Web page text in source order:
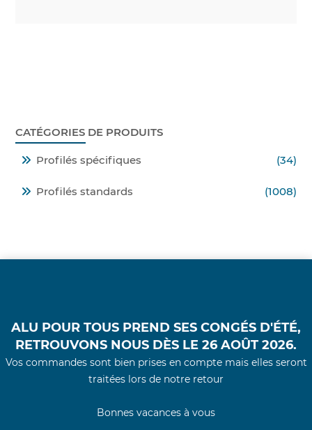
CATÉGORIES DE PRODUITS
Profilés spécifiques (34)
Profilés standards (1008)
© 2021 - Alu Pour Tous - Conditions Générales
ALU POUR TOUS PREND SES CONGÉS D'ÉTÉ,
RETROUVONS NOUS DÈS LE 26 AOÛT 2026.
Vos commandes sont bien prises en compte mais elles seront
traitées lors de notre retour
Bonnes vacances à vous